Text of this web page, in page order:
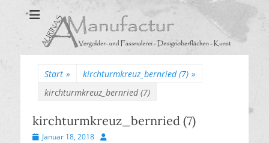
Aurinas Surfaces
Oberflächen Manufaktur
Start » kirchturmkreuz_bernried (7) »
kirchturmkreuz_bernried (7)
kirchturmkreuz_bernried (7)
Veröffentlicht
Januar 18, 2018 Autor